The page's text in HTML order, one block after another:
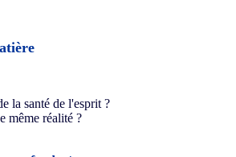
la santé de l'esprit ?
même réalité ?